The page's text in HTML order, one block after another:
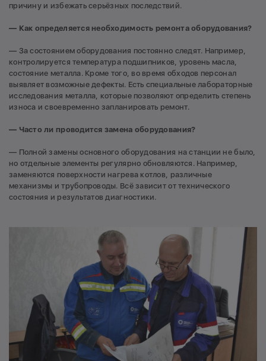
причину и избежать серьёзных последствий.
— Как определяется необходимость ремонта оборудования?
— За состоянием оборудования постоянно следят. Например,
контролируется температура подшипников, уровень масла,
состояние металла. Кроме того, во время обходов персонал
выявляет возможные дефекты. Есть специальные лабораторные
исследования металла, которые позволяют определить степень
износа и своевременно запланировать ремонт.
— Часто ли проводится замена оборудования?
— Полной замены основного оборудования на станции не было,
но отдельные элементы регулярно обновляются. Например,
заменяются поверхности нагрева котлов, различные
механизмы и трубопроводы. Всё зависит от технического
состояния и результатов диагностики.